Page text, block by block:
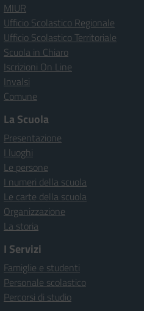
MIUR
Ufficio Scolastico Regionale
Ufficio Scolastico Territoriale
Scuola in Chiaro
Iscrizioni On Line
Invalsi
Comune
La Scuola
Presentazione
I luoghi
Le persone
I numeri della scuola
Le carte della scuola
Organizzazione
La storia
I Servizi
Famiglie e studenti
Personale scolastico
Percorsi di studio